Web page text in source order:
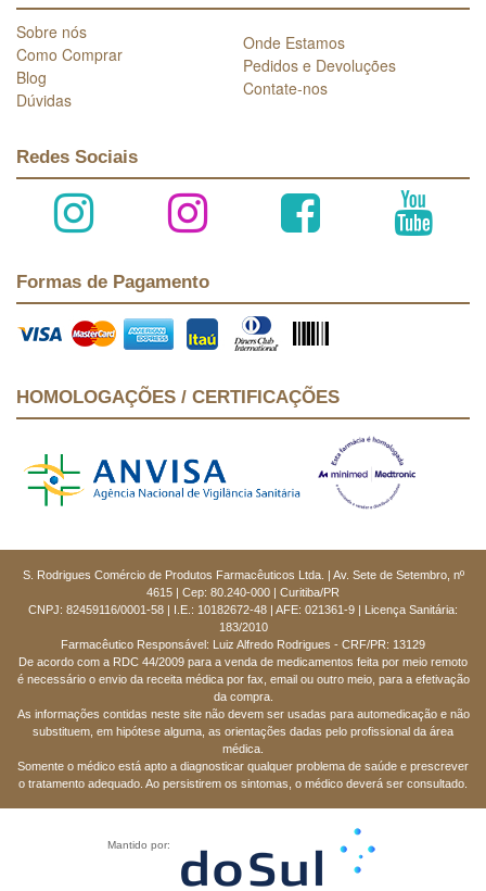
Sobre nós
Como Comprar
Blog
Dúvidas
Onde Estamos
Pedidos e Devoluções
Contate-nos
Redes Sociais
Formas de Pagamento
HOMOLOGAÇÕES / CERTIFICAÇÕES
S. Rodrigues Comércio de Produtos Farmacêuticos Ltda. | Av. Sete de Setembro, nº
4615 | Cep: 80.240-000 | Curitiba/PR
CNPJ: 82459116/0001-58 | I.E.: 10182672-48 | AFE: 021361-9 | Licença Sanitária:
183/2010
Farmacêutico Responsável: Luiz Alfredo Rodrigues - CRF/PR: 13129
De acordo com a RDC 44/2009 para a venda de medicamentos feita por meio remoto
é necessário o envio da receita médica por fax, email ou outro meio, para a efetivação
da compra.
As informações contidas neste site não devem ser usadas para automedicação e não
substituem, em hipótese alguma, as orientações dadas pelo profissional da área
médica.
Somente o médico está apto a diagnosticar qualquer problema de saúde e prescrever
o tratamento adequado. Ao persistirem os sintomas, o médico deverá ser consultado.
Mantido por: